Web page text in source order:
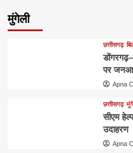
मुंगेली
छत्तीसगढ़
पर
Apna
छत्तीसगढ़
सीएम
उदाहरण
Apna